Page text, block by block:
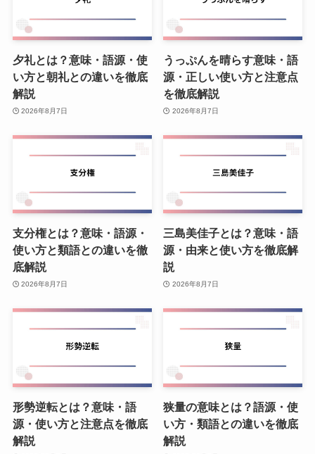
夕礼とは？意味・語源・使
い方と朝礼との違いを徹底
解説
2026年8月7日
うっぷんを晴らす意味・語
源・正しい使い方と注意点
を徹底解説
2026年8月7日
支分権とは？意味・語源・
使い方と類語との違いを徹
底解説
2026年8月7日
三島美佳子とは？意味・語
源・由来と使い方を徹底解
説
2026年8月7日
形勢逆転とは？意味・語
源・使い方と注意点を徹底
解説
狭量の意味とは？語源・使
い方・類語との違いを徹底
解説